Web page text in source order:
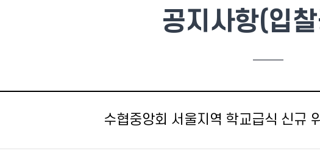
공지사항(입
수협중앙회 서울지역 학교급식 신규